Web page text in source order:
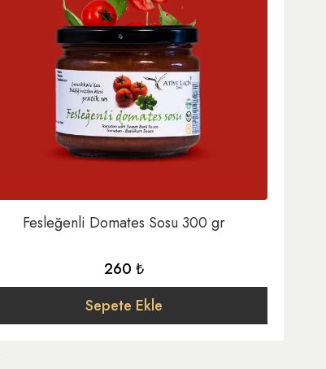
Fesleğenli Domates Sosu 300 gr
260 ₺
Sepete Ekle